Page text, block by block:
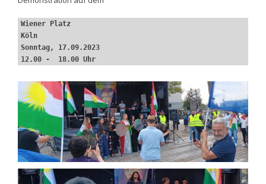
Wiener Platz
Köln
Sonntag, 17.09.2023
12.00 -  18.00 Uhr